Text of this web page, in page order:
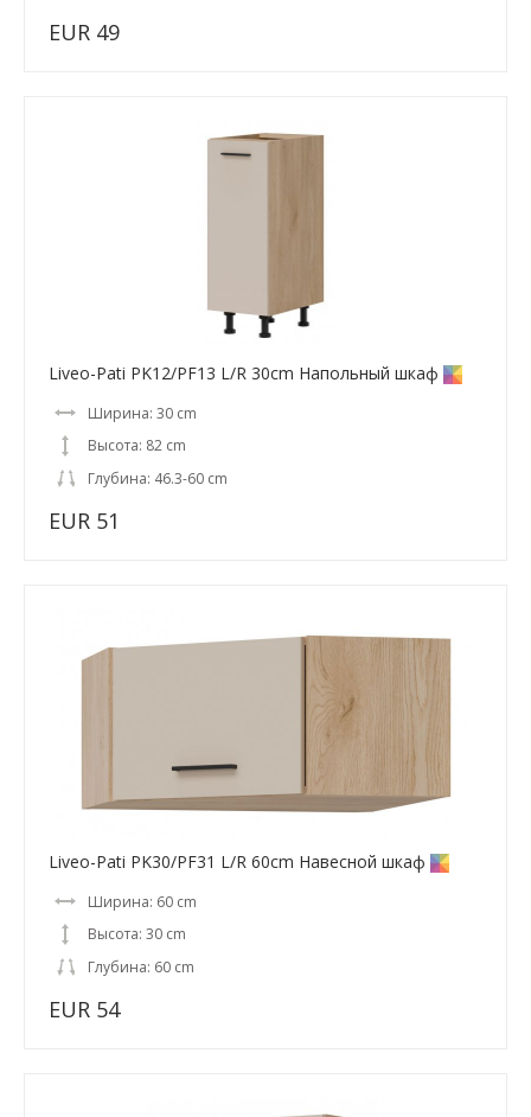
EUR 49
Liveo-Pati PK12/PF13 L/R 30cm Напольный шкаф
Ширина: 30 cm
Высота: 82 cm
Глубина: 46.3-60 cm
EUR 51
Liveo-Pati PK30/PF31 L/R 60cm Навесной шкаф
Ширина: 60 cm
Высота: 30 cm
Глубина: 60 cm
EUR 54